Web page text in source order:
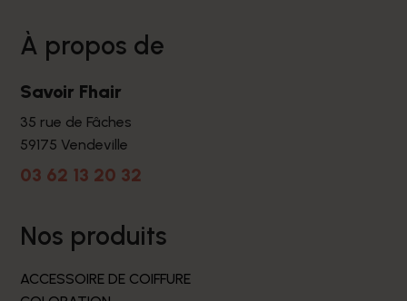
à propos de
Savoir Fhair
35 rue de Fâches
59175 Vendeville
03 62 13 20 32
nos produits
ACCESSOIRE DE COIFFURE